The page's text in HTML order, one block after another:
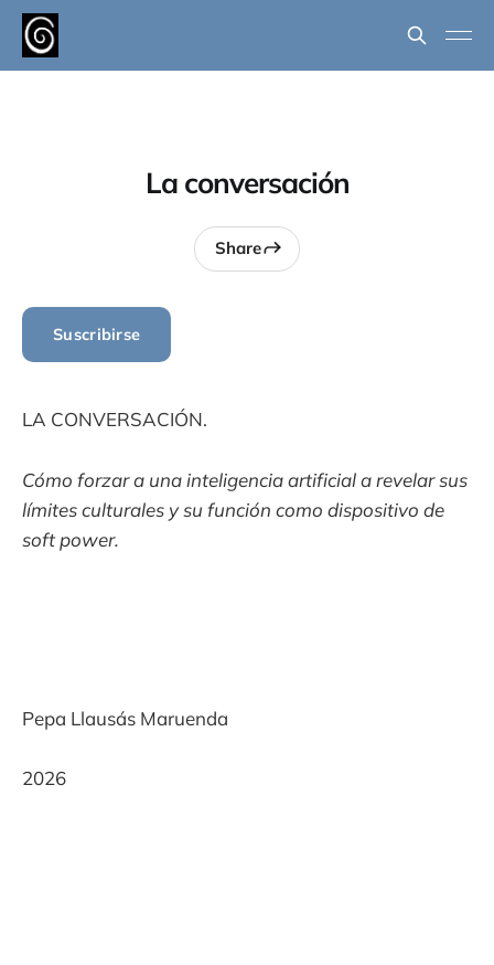
La conversación
Share
Suscribirse
LA CONVERSACIÓN.
Cómo forzar a una inteligencia artificial a revelar sus
límites culturales y su función como dispositivo de
soft power.
Pepa Llausás Maruenda
2026